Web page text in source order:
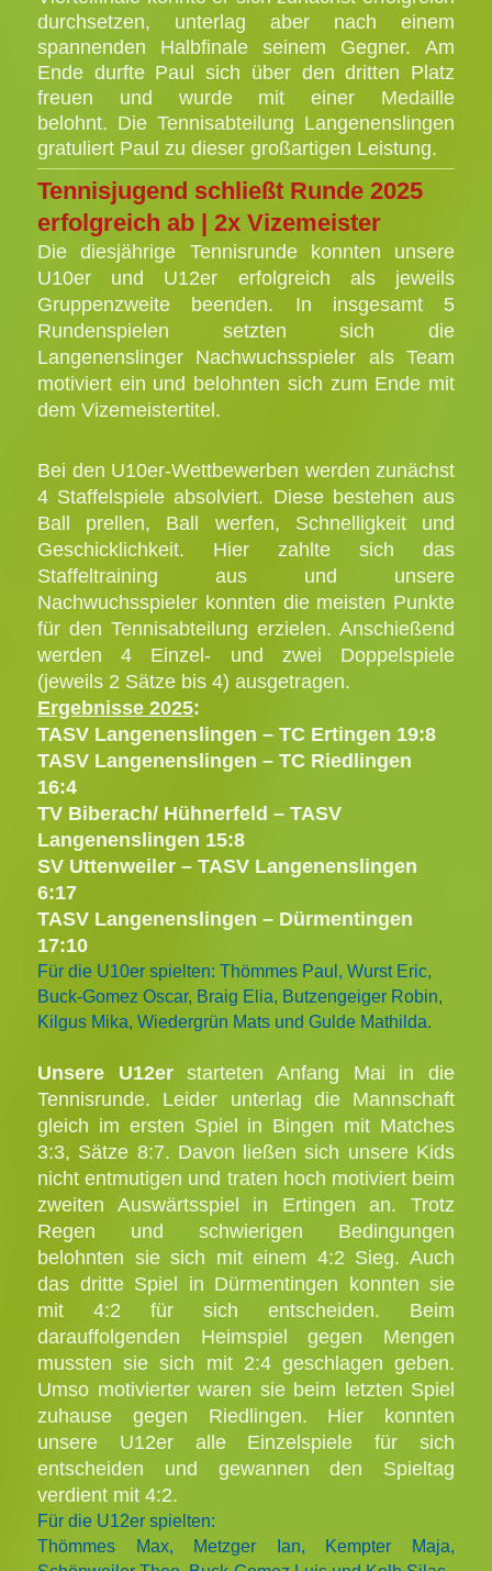
durchsetzen, unterlag aber nach einem
spannenden Halbfinale seinem Gegner. Am
Ende durfte Paul sich über den dritten Platz
freuen und wurde mit einer Medaille
belohnt. Die Tennisabteilung Langenenslingen
gratuliert Paul zu dieser großartigen Leistung.
Tennisjugend schließt Runde 2025
erfolgreich ab | 2x Vizemeister
Die diesjährige Tennisrunde konnten unsere
U10er und U12er erfolgreich als jeweils
Gruppenzweite beenden. In insgesamt 5
Rundenspielen setzten sich die
Langenenslinger Nachwuchsspieler als Team
motiviert ein und belohnten sich zum Ende mit
dem Vizemeistertitel.
Bei den U10er-Wettbewerben werden zunächst
4 Staffelspiele absolviert. Diese bestehen aus
Ball prellen, Ball werfen, Schnelligkeit und
Geschicklichkeit. Hier zahlte sich das
Staffeltraining aus und unsere
Nachwuchsspieler konnten die meisten Punkte
für den Tennisabteilung erzielen. Anschießend
werden 4 Einzel- und zwei Doppelspiele
(jeweils 2 Sätze bis 4) ausgetragen.
Ergebnisse 2025:
TASV Langenenslingen – TC Ertingen 19:8
TASV Langenenslingen – TC Riedlingen
16:4
TV Biberach/ Hühnerfeld – TASV
Langenenslingen 15:8
SV Uttenweiler – TASV Langenenslingen
6:17
TASV Langenenslingen – Dürmentingen
17:10
Für die U10er spielten: Thömmes Paul, Wurst Eric,
Buck-Gomez Oscar, Braig Elia, Butzengeiger Robin,
Kilgus Mika, Wiedergrün Mats und Gulde Mathilda.
Unsere U12erstarteten Anfang Mai in die
Tennisrunde. Leider unterlag die Mannschaft
gleich im ersten Spiel in Bingen mit Matches
3:3, Sätze 8:7. Davon ließen sich unsere Kids
nicht entmutigen und traten hoch motiviert beim
zweiten Auswärtsspiel in Ertingen an. Trotz
Regen und schwierigen Bedingungen
belohnten sie sich mit einem 4:2 Sieg. Auch
das dritte Spiel in Dürmentingen konnten sie
mit 4:2 für sich entscheiden. Beim
darauffolgenden Heimspiel gegen Mengen
mussten sie sich mit 2:4 geschlagen geben.
Umso motivierter waren sie beim letzten Spiel
zuhause gegen Riedlingen. Hier konnten
unsere U12er alle Einzelspiele für sich
entscheiden und gewannen den Spieltag
verdient mit 4:2.
Für die U12er spielten:
Thömmes Max, Metzger Ian, Kempter Maja,